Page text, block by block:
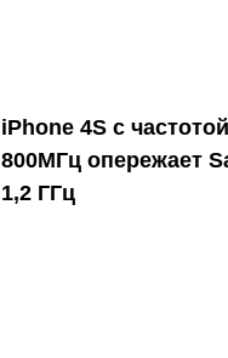
iPhone 4S с
800МГц опережает
1,2 ГГц